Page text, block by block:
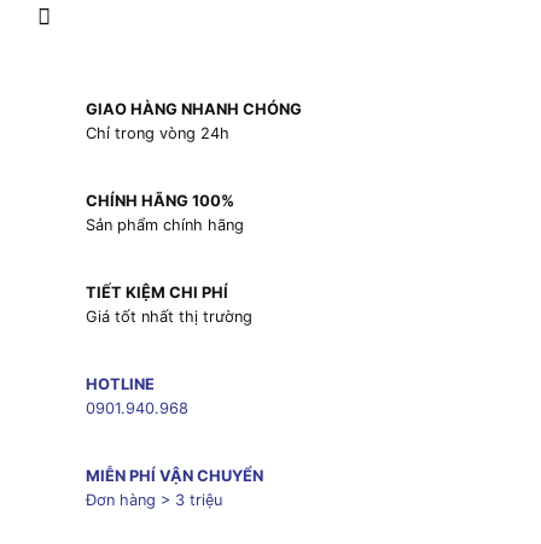
GIAO HÀNG NHANH CHÓNG
Chỉ trong vòng 24h
CHÍNH HÃNG 100%
Sản phẩm chính hãng
TIẾT KIỆM CHI PHÍ
Giá tốt nhất thị trường
HOTLINE
0901.940.968
MIỄN PHÍ VẬN CHUYỂN
Đơn hàng > 3 triệu